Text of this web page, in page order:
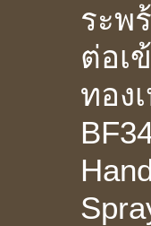
ระพ
ต่อเ
ทอง